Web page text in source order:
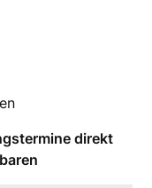
direkt